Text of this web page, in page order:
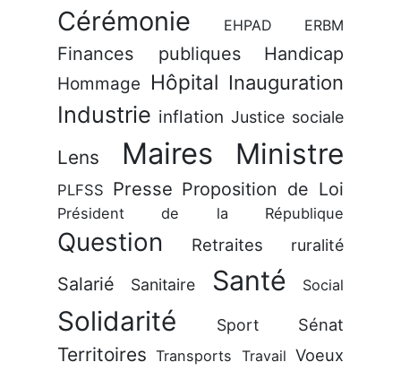
Cérémonie EHPAD ERBM
Finances publiques Handicap
Hommage Hôpital Inauguration
Industrie inflation Justice sociale
Lens Maires Ministre
PLFSS Presse Proposition de Loi
Président de la République
Question Retraites ruralité
Salarié Sanitaire Santé Social
Solidarité Sport Sénat
Territoires Transports Travail Voeux